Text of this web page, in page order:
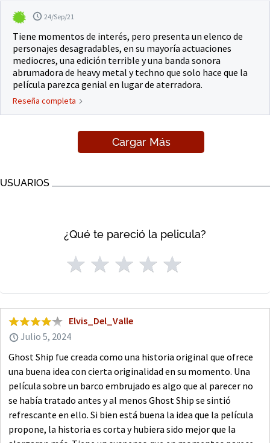
24/Sep/21
Tiene momentos de interés, pero presenta un elenco de
personajes desagradables, en su mayoría actuaciones
mediocres, una edición terrible y una banda sonora
abrumadora de heavy metal y techno que solo hace que la
película parezca genial en lugar de aterradora.
Reseña completa
Cargar Más
USUARIOS
¿Qué te pareció la pelicula?
Elvis_Del_Valle
Julio 5, 2024
Ghost Ship fue creada como una historia original que ofrece
una buena idea con cierta originalidad en su momento. Una
película sobre un barco embrujado es algo que al parecer no
se había tratado antes y al menos Ghost Ship se sintió
refrescante en ello. Si bien está buena la idea que la película
propone, la historia es corta y hubiera sido mejor que la